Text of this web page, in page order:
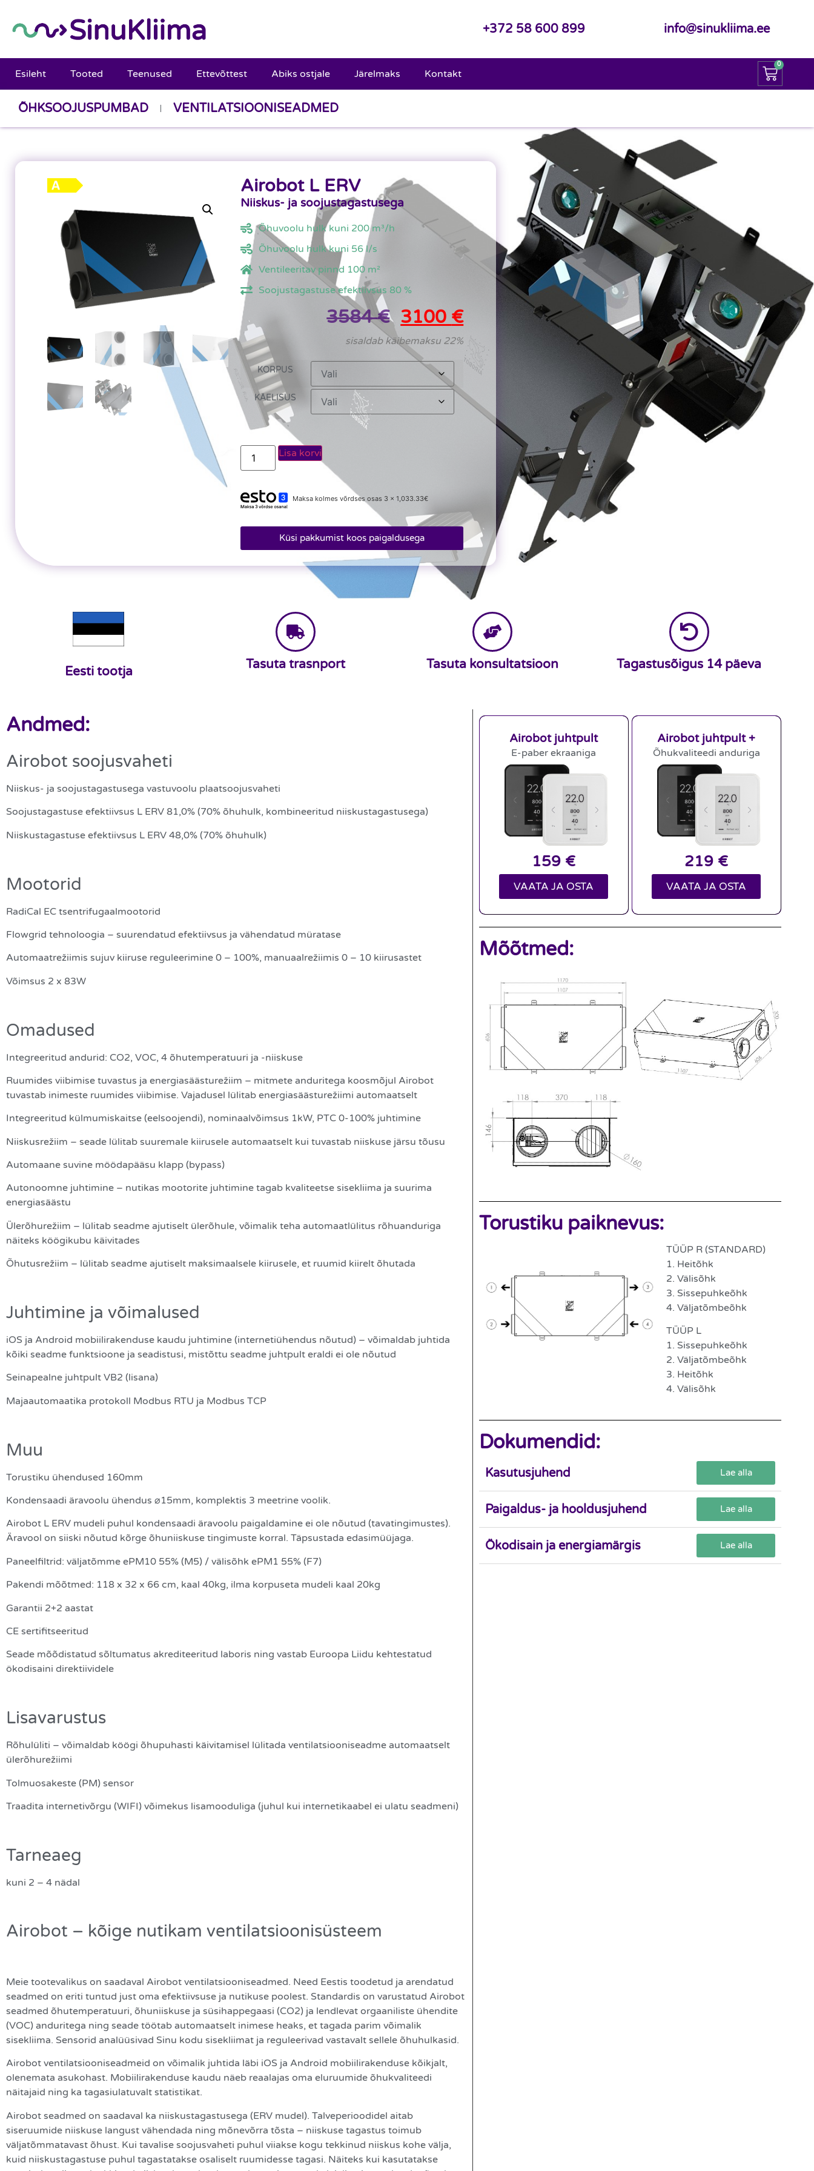
+372 58 600 899 info@sinukliima.ee
Esileht Tooted Teenused Ettevõttest Abiks ostjale Järelmaks Kontakt
0
ÕHKSOOJUSPUMBAD VENTILATSIOONISEADMED
Airobot L ERV
Niiskus- ja soojustagastusega
Õhuvoolu hulk kuni 200 m³/h
Õhuvoolu hulk kuni 56 l/s
Ventileeritav pinnd 100 m²
Soojustagastuse efektiivsus 80 %
3584€ 3100 €
sisaldab käibemaksu 22%
KORPUS
KÄELISUS
Lisa korvi
Maksa kolmes võrdses osas 3 x 1,033.33€
Küsi pakkumist koos paigaldusega
Eesti tootja Tasuta trasnport Tasuta konsultatsioon Tagastusõigus 14 päeva
Andmed:
Airobot soojusvaheti
Niiskus- ja soojustagastusega vastuvoolu plaatsoojusvaheti
Soojustagastuse efektiivsus L ERV 81,0% (70% õhuhulk, kombineeritud niiskustagastusega)
Niiskustagastuse efektiivsus L ERV 48,0% (70% õhuhulk)
Mootorid
RadiCal EC tsentrifugaalmootorid
Flowgrid tehnoloogia – suurendatud efektiivsus ja vähendatud müratase
Automaatrežiimis sujuv kiiruse reguleerimine 0 – 100%, manuaalrežiimis 0 – 10 kiirusastet
Võimsus 2 x 83W
Omadused
Integreeritud andurid: CO2, VOC, 4 õhutemperatuuri ja -niiskuse
Ruumides viibimise tuvastus ja energiasäästurežiim – mitmete anduritega koosmõjul Airobot
tuvastab inimeste ruumides viibimise. Vajadusel lülitab energiasäästurežiimi automaatselt
Integreeritud külmumiskaitse (eelsoojendi), nominaalvõimsus 1kW, PTC 0-100% juhtimine
Niiskusrežiim – seade lülitab suuremale kiirusele automaatselt kui tuvastab niiskuse järsu tõusu
Automaane suvine möödapääsu klapp (bypass)
Autonoomne juhtimine – nutikas mootorite juhtimine tagab kvaliteetse sisekliima ja suurima
energiasäästu
Ülerõhurežiim – lülitab seadme ajutiselt ülerõhule, võimalik teha automaatlülitus rõhuanduriga
näiteks köögikubu käivitades
Õhutusrežiim – lülitab seadme ajutiselt maksimaalsele kiirusele, et ruumid kiirelt õhutada
Juhtimine ja võimalused
iOS ja Android mobiilirakenduse kaudu juhtimine (internetiühendus nõutud) – võimaldab juhtida
kõiki seadme funktsioone ja seadistusi, mistõttu seadme juhtpult eraldi ei ole nõutud
Seinapealne juhtpult VB2 (lisana)
Majaautomaatika protokoll Modbus RTU ja Modbus TCP
Muu
Torustiku ühendused 160mm
Kondensaadi äravoolu ühendus ⌀15mm, komplektis 3 meetrine voolik.
Airobot L ERV mudeli puhul kondensaadi äravoolu paigaldamine ei ole nõutud (tavatingimustes).
Äravool on siiski nõutud kõrge õhuniiskuse tingimuste korral. Täpsustada edasimüüjaga.
Paneelfiltrid: väljatõmme ePM10 55% (M5) / välisõhk ePM1 55% (F7)
Pakendi mõõtmed: 118 x 32 x 66 cm, kaal 40kg, ilma korpuseta mudeli kaal 20kg
Garantii 2+2 aastat
CE sertifitseeritud
Seade mõõdistatud sõltumatus akrediteeritud laboris ning vastab Euroopa Liidu kehtestatud
ökodisaini direktiividele
Lisavarustus
Rõhulüliti – võimaldab köögi õhupuhasti käivitamisel lülitada ventilatsiooniseadme automaatselt
ülerõhurežiimi
Tolmuosakeste (PM) sensor
Traadita internetivõrgu (WIFI) võimekus lisamooduliga (juhul kui internetikaabel ei ulatu seadmeni)
Tarneaeg
kuni 2 – 4 nädal
Airobot – kõige nutikam ventilatsioonisüsteem
Meie tootevalikus on saadaval Airobot ventilatsiooniseadmed. Need Eestis toodetud ja arendatud
seadmed on eriti tuntud just oma efektiivsuse ja nutikuse poolest. Standardis on varustatud Airobot
seadmed õhutemperatuuri, õhuniiskuse ja süsihappegaasi (CO2) ja lendlevat orgaaniliste ühendite
(VOC) anduritega ning seade töötab automaatselt inimese heaks, et tagada parim võimalik
sisekliima. Sensorid analüüsivad Sinu kodu sisekliimat ja reguleerivad vastavalt sellele õhuhulkasid.
Airobot ventilatsiooniseadmeid on võimalik juhtida läbi iOS ja Android mobiilirakenduse kõikjalt,
olenemata asukohast. Mobiilirakenduse kaudu näeb reaalajas oma eluruumide õhukvaliteedi
näitajaid ning ka tagasiulatuvalt statistikat.
Airobot seadmed on saadaval ka niiskustagastusega (ERV mudel). Talveperioodidel aitab
siseruumide niiskuse langust vähendada ning mõnevõrra tõsta – niiskuse tagastus toimub
väljatõmmatavast õhust. Kui tavalise soojusvaheti puhul viiakse kogu tekkinud niiskus kohe välja,
kuid niiskustagastuse puhul tagastatakse osaliselt ruumidesse tagasi. Näiteks kui kasutatakse
Airobot juhtpult
E-paber ekraaniga
159 €
VAATA JA OSTA
Airobot juhtpult +
Õhukvaliteedi anduriga
219 €
VAATA JA OSTA
Mõõtmed:
Torustiku paiknevus:
TÜÜP R (STANDARD)
1. Heitõhk
2. Välisõhk
3. Sissepuhkeõhk
4. Väljatõmbeõhk
TÜÜP L
1. Sissepuhkeõhk
2. Väljatõmbeõhk
3. Heitõhk
4. Välisõhk
Dokumendid:
Kasutusjuhend Lae alla
Paigaldus- ja hooldusjuhend Lae alla
Ökodisain ja energiamärgis Lae alla